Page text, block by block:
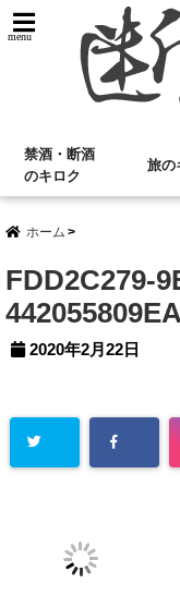
menu
禁酒・断酒
のキロク
旅の
ホーム
FDD2C279-
2020年2月22日